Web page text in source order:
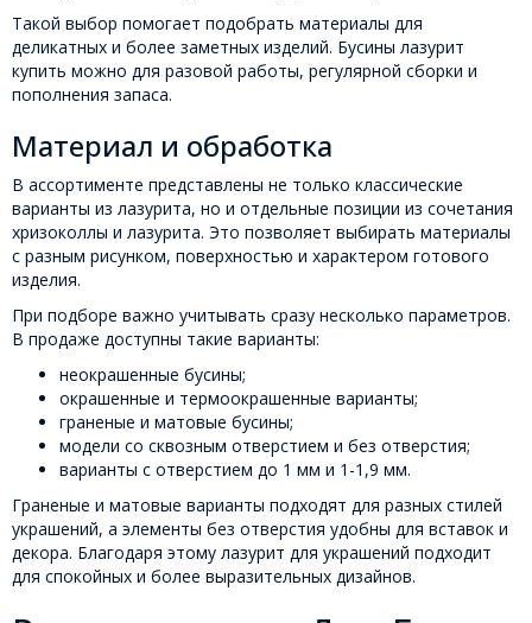
Такой выбор помогает подобрать материалы для
деликатных и более заметных изделий. Бусины лазурит
купить можно для разовой работы, регулярной сборки и
пополнения запаса.
Материал и обработка
В ассортименте представлены не только классические
варианты из лазурита, но и отдельные позиции из сочетания
хризоколлы и лазурита. Это позволяет выбирать материалы
с разным рисунком, поверхностью и характером готового
изделия.
При подборе важно учитывать сразу несколько параметров.
В продаже доступны такие варианты:
неокрашенные бусины;
окрашенные и термоокрашенные варианты;
граненые и матовые бусины;
модели со сквозным отверстием и без отверстия;
варианты с отверстием до 1 мм и 1-1,9 мм.
Граненые и матовые варианты подходят для разных стилей
украшений, а элементы без отверстия удобны для вставок и
декора. Благодаря этому лазурит для украшений подходит
для спокойных и более выразительных дизайнов.